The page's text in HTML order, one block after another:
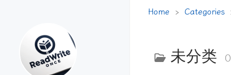
Home Categories
未分类 0